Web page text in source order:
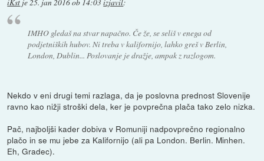
iKst je25. jan 2016 ob 14:03izjavil:
IMHO gledaš na stvar napačno. Če že, se seliš v enega od
podjetniških hubov. Ni treba v kalifornijo, lahko greš v Berlin,
London, Dublin... Poslovanje je dražje, ampak z razlogom.
Nekdo v eni drugi temi razlaga, da je poslovna prednost Slovenije
ravno kao nižji stroški dela, ker je povprečna plača tako zelo nizka.
Pač, najboljši kader dobiva v Romuniji nadpovprečno regionalno
plačo in se mu jebe za Kalifornijo (ali pa London. Berlin. Minhen.
Eh, Gradec).